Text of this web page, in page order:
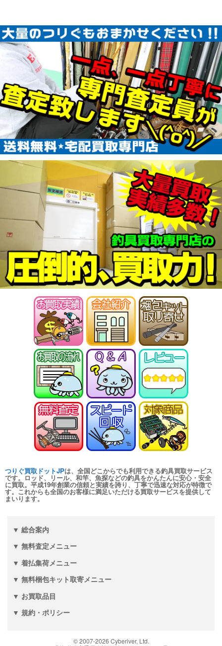
ABU カーディナル33 CDL 未使用
釣具買取クーポンturi20260117-
01（2026/01/31迄）
57,000円
2026/01/17
ABU カーディナル3X express 未
使用
釣具買取クーポンturi20260117-
02（2026/01/31迄）
45,000円
2026/01/17
ABU カーディナル3BD CDL 未使
用
釣具買取クーポンturi20260117-
03（2026/01/31迄）
42,500円
2026/01/17
ABU カーディナル3 BRX 未使用
釣具買取クーポン
turi20260117-
（2026/01/31迄）
33,000円
2026/01/17
ABU カーディナル4X 未使用
釣具買取クーポン
turi20260117-
05
（2026/01/31迄）
27,000円
2026/01/17
シマノ ヘラ竿 飛天弓 閃光G 30尺
未使用
釣具買取クーポンturi20260110-
01（2026/01/31迄）
35,000円
2026/01/10
シマノ ヘラ竿 飛天弓 閃光R 24尺
未使用
釣具買取クーポン turi20260110-
（2026/01/31迄）
33,500円
2026/01/10
シマノ ヘラ竿 普天元 獅子吼 10.5
尺 未使用
釣具買取クーポン
turi20260110-
（2026/01/31迄）
33,500円
2026/01/10
シマノ ヘラ竿 朱紋峰 神威 18尺
未使用
釣具買取クーポン
turi20260110-
（2026/01/31迄）
28,500円
2026/01/10
シマノ ヘラ竿 飛天弓 皆空 12尺
釣具買取クーポンturi20260110-
05 （2026/01/31迄）
24,000円
和竿 至峰 13.1尺 未使用
01（2026/01/31迄）
釣具買取クーポン
02（2026/01/31迄）
和竿 紀州竹竿 山彦 むらさめ 信
釣具買取クーポン
03（2026/01/31迄）
釣具買取クーポン turi20260104-
つりぐ買取ドットJPは、全国どこからでも利用できる釣具買取サービス
です。ロッド、リール、和竿、魚探などの釣具をかんたんに安心・安全
に買取。平成19年創業の信頼と実績を誇り、丁寧で迅速な対応が特徴で
す。これからも全国のお客様に満足いただける買取サービスを提供して
まいります。
▼ 総合案内
▼ 無料査定メニュー
▼ 着払集荷メニュー
▼ 無料梱包キット取寄メニュー
▼ お買取品目
▼ 規約・ポリシー
© 2007-2026Cyberiver, Ltd.